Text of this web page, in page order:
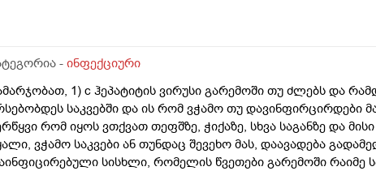
თავიდან სამკურნალო გახდეს ეს C ჰეპატიტი? ამ ორ
- ინფექციური
1) c ჰეპატიტის ვირუსი გარემოში თუ ძლებს და
საკვებში და ის რომ ვჭამო თუ დავინფირცირდები
რომ იყოს ვთქვათ თეფშზე, ჭიქაზე, სხვა საგანზე და
ვჭამო საკვები ან თუნდაც შევეხო მას, დაავადება
სისხლი, რომელის წვეთები გარემოში რაიმე